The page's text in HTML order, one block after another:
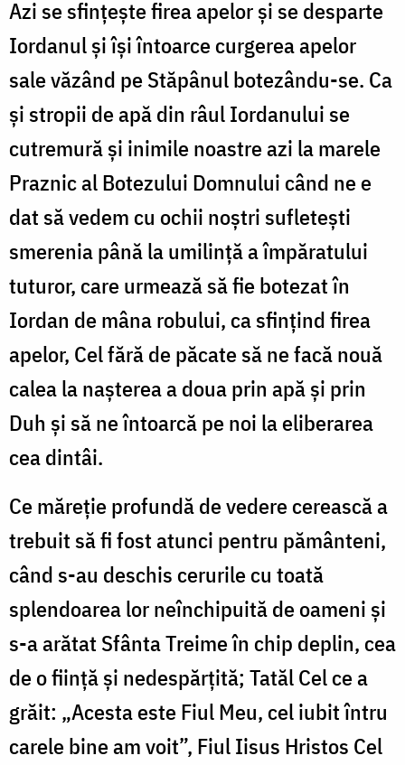
Azi se sfinţeşte firea apelor şi se desparte
Iordanul şi îşi întoarce curgerea apelor
sale văzând pe Stăpânul botezându-se. Ca
şi stropii de apă din râul Iordanului se
cutremură şi inimile noastre azi la marele
Praznic al Botezului Domnului când ne e
dat să vedem cu ochii noştri sufleteşti
smerenia până la umilinţă a împăratului
tuturor, care urmează să fie botezat în
Iordan de mâna robului, ca sfinţind firea
apelor, Cel fără de păcate să ne facă nouă
calea la naşterea a doua prin apă şi prin
Duh şi să ne întoarcă pe noi la eliberarea
cea dintâi.
Ce măreţie profundă de vedere cerească a
trebuit să fi fost atunci pentru pământeni,
când s-au deschis cerurile cu toată
splendoarea lor neînchipuită de oameni şi
s-a arătat Sfânta Treime în chip deplin, cea
de o fiinţă şi nedespărţită; Tatăl Cel ce a
grăit: „Acesta este Fiul Meu, cel iubit întru
carele bine am voit”, Fiul Iisus Hristos Cel